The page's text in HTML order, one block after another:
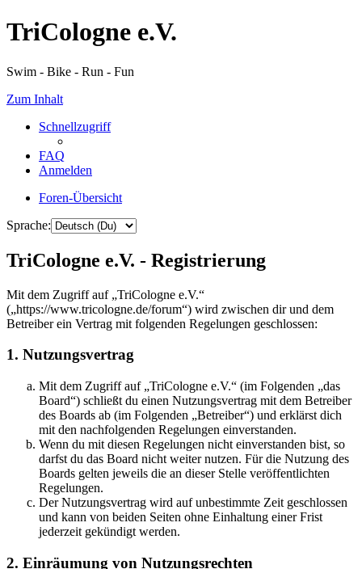
TriCologne e.V.
Swim - Bike - Run - Fun
Zum Inhalt
Schnellzugriff
FAQ
Anmelden
Foren-Übersicht
Sprache:
TriCologne e.V. - Registrierung
Mit dem Zugriff auf „TriCologne e.V.“
(„https://www.tricologne.de/forum“) wird zwischen dir und dem
Betreiber ein Vertrag mit folgenden Regelungen geschlossen:
1. Nutzungsvertrag
Mit dem Zugriff auf „TriCologne e.V.“ (im Folgenden „das
Board“) schließt du einen Nutzungsvertrag mit dem Betreiber
des Boards ab (im Folgenden „Betreiber“) und erklärst dich
mit den nachfolgenden Regelungen einverstanden.
Wenn du mit diesen Regelungen nicht einverstanden bist, so
darfst du das Board nicht weiter nutzen. Für die Nutzung des
Boards gelten jeweils die an dieser Stelle veröffentlichten
Regelungen.
Der Nutzungsvertrag wird auf unbestimmte Zeit geschlossen
und kann von beiden Seiten ohne Einhaltung einer Frist
jederzeit gekündigt werden.
2. Einräumung von Nutzungsrechten